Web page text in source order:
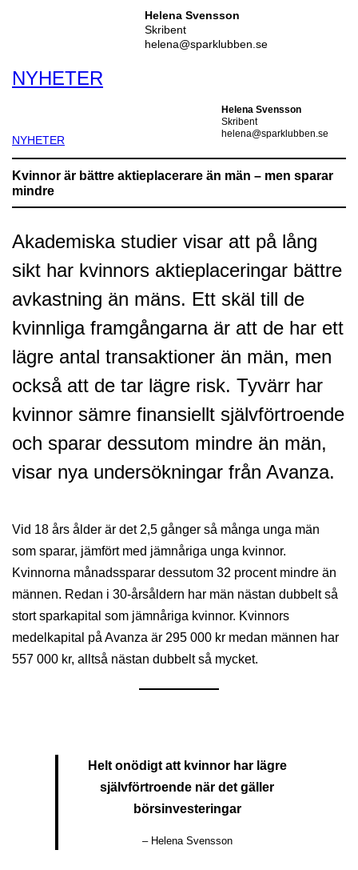
Helena Svensson
Skribent
helena@sparklubben.se
NYHETER
NYHETER
Helena Svensson
Skribent
helena@sparklubben.se
Kvinnor är bättre aktieplacerare än män – men sparar
mindre
Akademiska studier visar att på lång
sikt har kvinnors aktieplaceringar bättre
avkastning än mäns. Ett skäl till de
kvinnliga framgångarna är att de har ett
lägre antal transaktioner än män, men
också att de tar lägre risk. Tyvärr har
kvinnor sämre finansiellt självförtroende
och sparar dessutom mindre än män,
visar nya undersökningar från Avanza.
Vid 18 års ålder är det 2,5 gånger så många unga män
som sparar, jämfört med jämnåriga unga kvinnor.
Kvinnorna månadssparar dessutom 32 procent mindre än
männen. Redan i 30-årsåldern har män nästan dubbelt så
stort sparkapital som jämnåriga kvinnor. Kvinnors
medelkapital på Avanza är 295 000 kr medan männen har
557 000 kr, alltså nästan dubbelt så mycket.
Helt onödigt att kvinnor har lägre
självförtroende när det gäller
börsinvesteringar
– Helena Svensson